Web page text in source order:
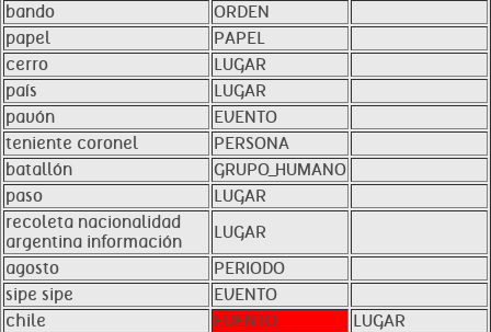
bando
ORDEN
papel
PAPEL
cerro
LUGAR
país
LUGAR
pavón
EVENTO
teniente coronel
PERSONA
batallón
GRUPO_HUMANO
paso
LUGAR
recoleta nacionalidad
argentina información
LUGAR
agosto
PERIODO
sipe sipe
EVENTO
chile
EVENTO
LUGAR